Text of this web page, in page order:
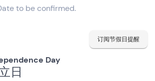
to be confirmed.
订阅节假日提醒
Day
日